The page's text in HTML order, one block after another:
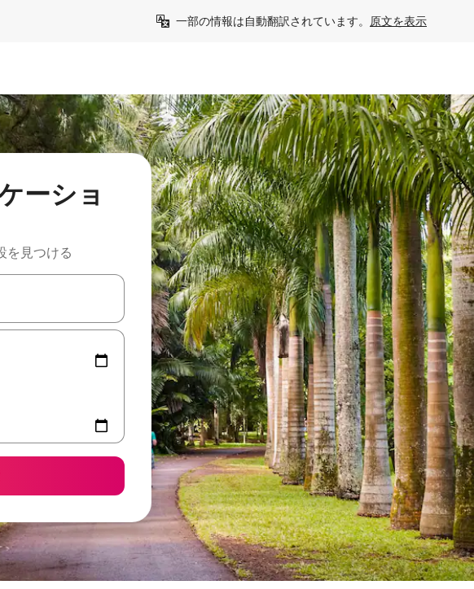
一部の情報は自動翻訳されています。 原文を表示
ーショ
を見つける
の矢印キーを使って移動するか、画面をタッチまたはスワイプして検索結果を確認するこ